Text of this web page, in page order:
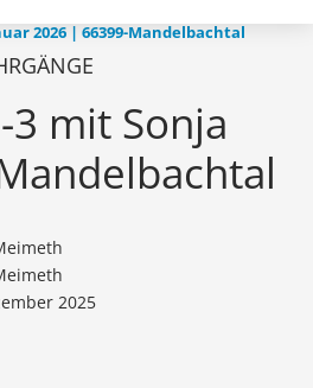
2026 | 66399-Mandelbachtal
3 mit Sonja
2025